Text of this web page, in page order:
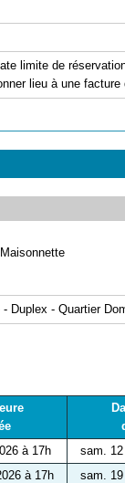
limite de
lieu à une
Duplex - Quartier
à 17h
sam.
à 17h
sam.